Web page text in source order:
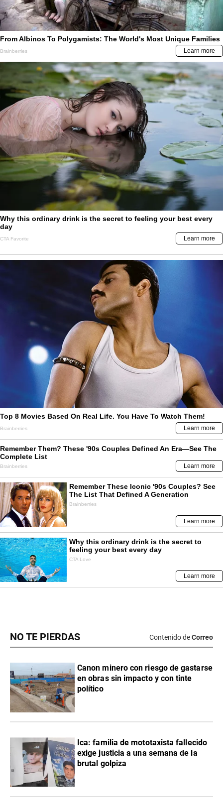
NO TE PIERDAS Contenido deCorreo
Canon minero con riesgo de gastarse
en obras sin impacto y con tinte
político
Ica: familia de mototaxista fallecido
exige justicia a una semana de la
brutal golpiza